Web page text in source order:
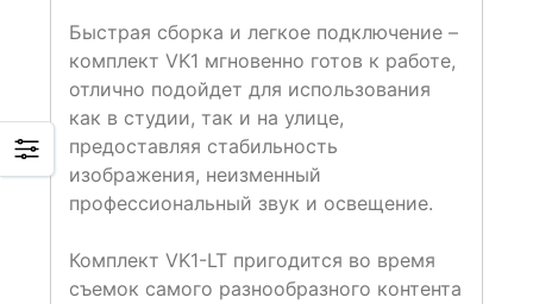
Быстрая сборка и легкое подключение –
комплект VK1 мгновенно готов к работе,
отлично подойдет для использования
как в студии, так и на улице,
предоставляя стабильность
изображения, неизменный
профессиональный звук и освещение.
Комплект VK1-LT пригодится во время
съемок самого разнообразного контента